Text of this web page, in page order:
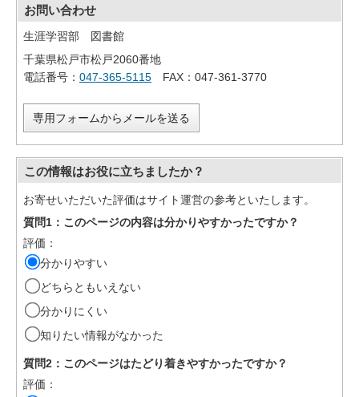
お問い合わせ
生涯学習部 図書館
千葉県松戸市松戸2060番地
電話番号： 047-365-5115 FAX：047-361-3770
専用フォームからメールを送る
この情報はお役に立ちましたか？
お寄せいただいた評価はサイト運営の参考といたします。
質問1：このページの内容は分かりやすかったですか？
評価：
分かりやすい
どちらともいえない
分かりにくい
知りたい情報がなかった
質問2：このページはたどり着きやすかったですか？
評価：